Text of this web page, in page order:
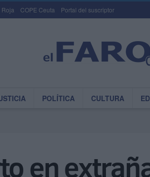
Roja COPE Ceuta Portal del suscriptor
POLÍTICA CULTURA
en